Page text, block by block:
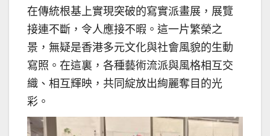
在傳統根基上實現突破的寫實派畫展，展覽
接連不斷，令人應接不暇。這一片繁榮之
景，無疑是香港多元文化與社會風貌的生動
寫照。在這裏，各種藝術流派與風格相互交
織、相互輝映，共同綻放出絢麗奪目的光
彩。